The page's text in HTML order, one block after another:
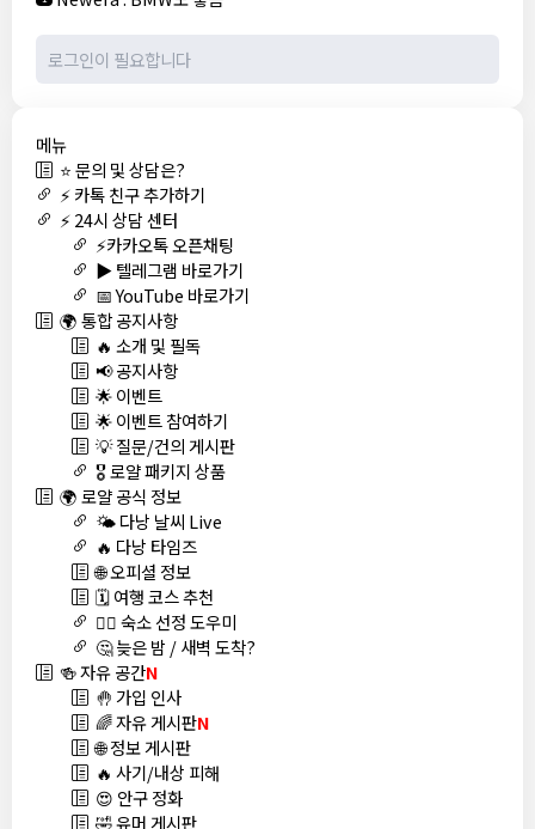
메뉴
⭐ 문의 및 상담은?
⚡ 카톡 친구 추가하기
⚡ 24시 상담 센터
⚡카카오톡 오픈채팅
▶️ 텔레그램 바로가기
📅 YouTube 바로가기
🌍 통합 공지사항
🔥 소개 및 필독
📢 공지사항
🌟 이벤트
🌟 이벤트 참여하기
💡 질문/건의 게시판
🎖️ 로얄 패키지 상품
🌍 로얄 공식 정보
🌤️ 다낭 날씨 Live
🔥 다낭 타임즈
🌐 오피셜 정보
🗓️ 여행 코스 추천
🏊‍♀️ 숙소 선정 도우미
🤔 늦은 밤 / 새벽 도착?
🍻 자유 공간N
🤚 가입 인사
🌈 자유 게시판N
🌐 정보 게시판
🔥 사기/내상 피해
😍 안구 정화
🤣 유머 게시판